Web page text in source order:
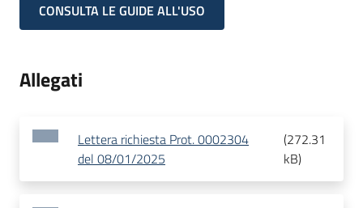
CONSULTA LE GUIDE ALL'USO
Allegati
Lettera richiesta Prot. 0002304
del 08/01/2025
(272.31
kB)